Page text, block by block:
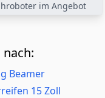
im Angebot
Beamer
15 Zoll